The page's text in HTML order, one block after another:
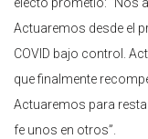
Actuaremos desde el
COVID bajo control.
que finalmente
Actuaremos para
fe unos en otros”.